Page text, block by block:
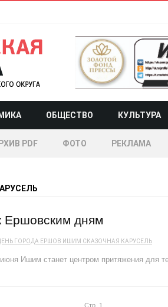
ОБЩЕСТВО КУЛЬТУРА
PDF ФОТО РЕКЛАМА
Ершовским дням
ГОРОДА ЕРШОВ ИШИМ СКАЗОЧНАЯ КАРУСЕЛЬ
Ишим станет центром притяжения для
Стр. 1